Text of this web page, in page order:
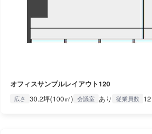
オフィスサンプルレイアウト120
広さ 30.2坪(100㎡) 会議室 あり 従業員数 12